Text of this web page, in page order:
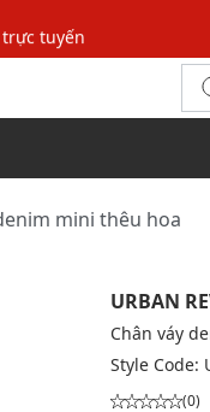
tuyến
viên mới!
trực tuyến
denim mini thêu hoa
URBAN
Chân váy
Style Code:
(0)